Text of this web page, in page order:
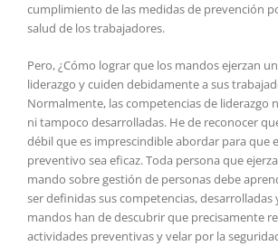
cumplimiento de las medidas de prevención
salud de los trabajadores.
Pero, ¿Cómo lograr que los mandos ejerzan
liderazgo y cuiden debidamente a sus
Normalmente, las competencias de liderazgo
ni tampoco desarrolladas. He de reconocer
débil que es imprescindible abordar para que
preventivo sea eficaz. Toda persona que
mando sobre gestión de personas debe
ser definidas sus competencias, desarrolladas
mandos han de descubrir que precisamente
actividades preventivas y velar por la